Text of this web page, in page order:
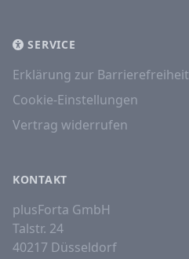
SERVICE
Erklärung zur Barrierefreiheit
Cookie-Einstellungen
Vertrag widerrufen
KONTAKT
plusForta GmbH
Talstr. 24
40217 Düsseldorf